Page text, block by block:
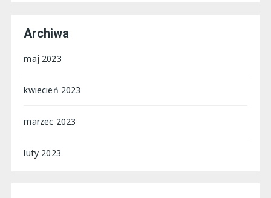
Archiwa
maj 2023
kwiecień 2023
marzec 2023
luty 2023